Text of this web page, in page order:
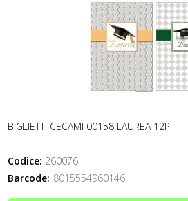
BIGLIETTI CECAMI 00158 LAUREA 12P
Codice: 260076
Barcode: 8015554960146